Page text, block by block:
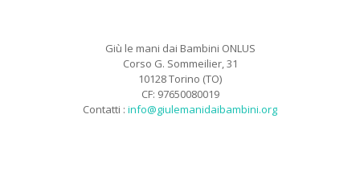
Giù le mani dai Bambini ONLUS
Corso G. Sommeilier, 31
10128 Torino (TO)
CF: 97650080019
Contatti : info@giulemanidaibambini.org